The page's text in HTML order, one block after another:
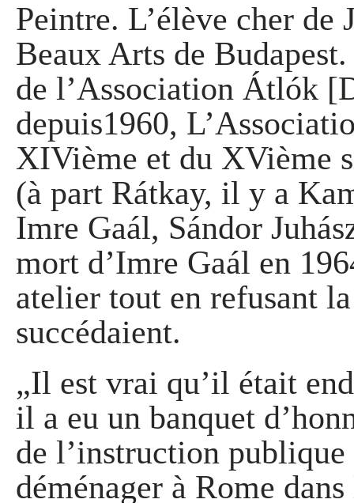
Peintre. L’élève cher de
Beaux Arts de
de l’Association Átlók
depuis1960,
XIVième et du XVième
(à part Rátkay, il y a
Imre Gaál, Sándor
mort d’Imre Gaál en
atelier tout en refusant
succédaient.
„Il est vrai qu’il était
il a eu un banquet
de l’instruction
déménager à Rome